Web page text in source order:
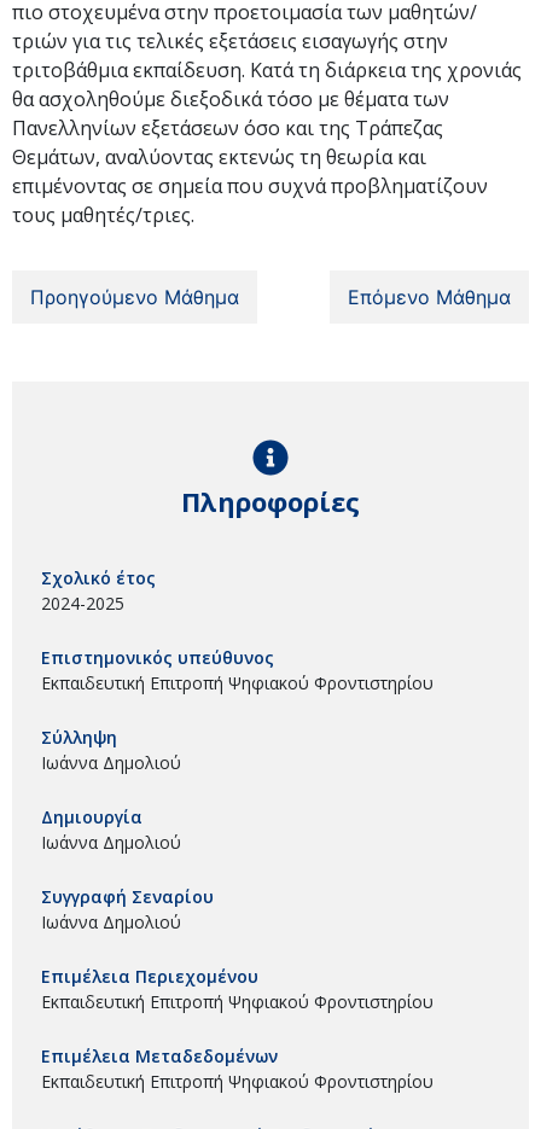
πιο στοχευμένα στην προετοιμασία των μαθητών/
τριών για τις τελικές εξετάσεις εισαγωγής στην
τριτοβάθμια εκπαίδευση. Κατά τη διάρκεια της χρονιάς
θα ασχοληθούμε διεξοδικά τόσο με θέματα των
Πανελληνίων εξετάσεων όσο και της Τράπεζας
Θεμάτων, αναλύοντας εκτενώς τη θεωρία και
επιμένοντας σε σημεία που συχνά προβληματίζουν
τους μαθητές/τριες.
Προηγούμενο Μάθημα Επόμενο Μάθημα
Πληροφορίες
Σχολικό έτος
2024-2025
Επιστημονικός υπεύθυνος
Εκπαιδευτική Επιτροπή Ψηφιακού Φροντιστηρίου
Σύλληψη
Ιωάννα Δημολιού
Δημιουργία
Ιωάννα Δημολιού
Συγγραφή Σεναρίου
Ιωάννα Δημολιού
Επιμέλεια Περιεχομένου
Εκπαιδευτική Επιτροπή Ψηφιακού Φροντιστηρίου
Επιμέλεια Μεταδεδομένων
Εκπαιδευτική Επιτροπή Ψηφιακού Φροντιστηρίου